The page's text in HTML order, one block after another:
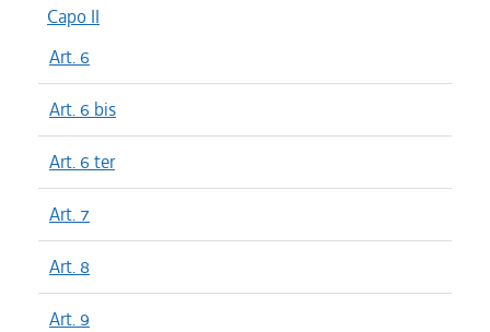
Capo II
Art. 6
Art. 6 bis
Art. 6 ter
Art. 7
Art. 8
Art. 9